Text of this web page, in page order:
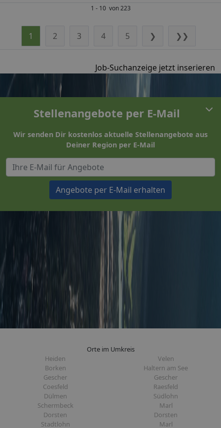
1 - 10 von 223
1 2 3 4 5 ❯ ❯❯
Job-Suchanzeige jetzt inserieren
Stellenangebote per E-Mail
Wir senden Dir kostenlos aktuelle Stellenangebote aus
Deiner Region per E-Mail
Angebote per E-Mail erhalten
Orte im Umkreis
Heiden
Velen
Borken
Haltern am See
Gescher
Gescher
Coesfeld
Raesfeld
Dülmen
Südlohn
Schermbeck
Marl
Dorsten
Dorsten
Stadtlohn
Marl